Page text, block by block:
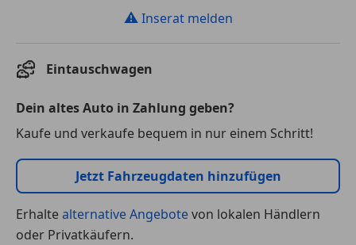
⚠ Inserat melden
Eintauschwagen
Dein altes Auto in Zahlung geben?
Kaufe und verkaufe bequem in nur einem Schritt!
Jetzt Fahrzeugdaten hinzufügen
Erhaltealternative Angebotevon lokalen Händlern
oder Privatkäufern.